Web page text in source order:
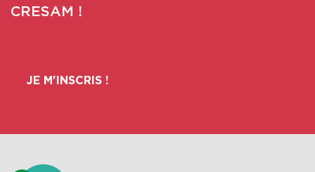
CRESAM !
JE M'INSCRIS !